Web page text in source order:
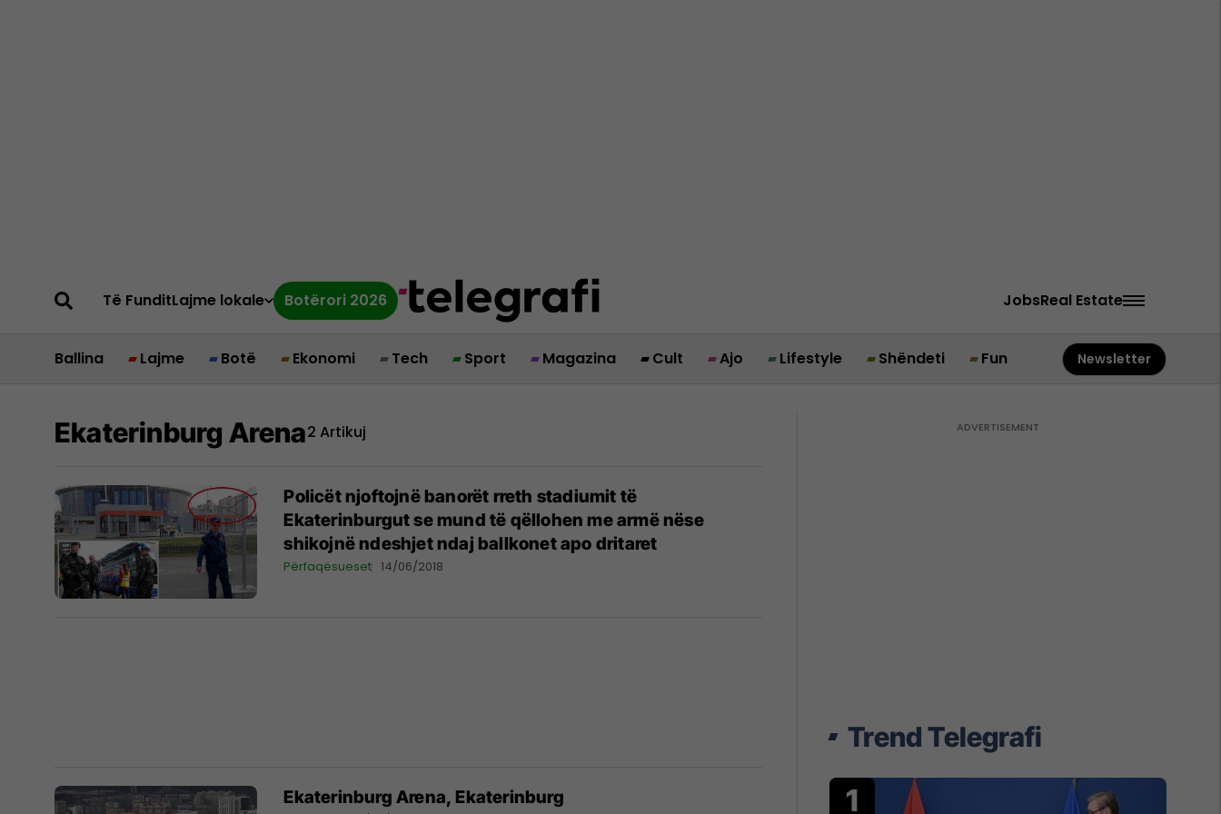
Të FunditLajme lokale Botërori 2026 JobsReal Estate
Ballina Lajme Botë Ekonomi Tech Sport Magazina Cult Ajo Lifestyle Shëndeti Fun Newsletter
Ekaterinburg Arena2 Artikuj
Policët njoftojnë banorët rreth stadiumit të
Ekaterinburgut se mund të qëllohen me armë nëse
shikojnë ndeshjet ndaj ballkonet apo dritaret
Përfaqësueset 14/06/2018
Ekaterinburg Arena, Ekaterinburg
Trend Telegrafi